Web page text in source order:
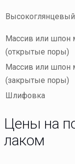
Массив или шпон
(открытые поры)
Массив или шпон
(закрытые поры)
Шлифовка
Цены на
лаком